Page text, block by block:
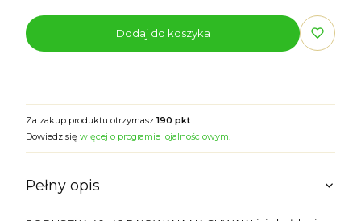
Dodaj do koszyka
Za zakup produktu otrzymasz 190 pkt.
Dowiedz się więcej o programie lojalnościowym.
Pełny opis